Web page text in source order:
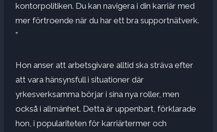
kontorpolitiken. Du kan navigera i din karriär med
mer förtroende när du har ett bra supportnätverk.
”
Hon anser att arbetsgivare alltid ska sträva efter
att vara hänsynsfull i situationer där
yrkesverksamma börjar i sina nya roller, men
också i allmänhet. Detta är uppenbart, förklarade
hon, i populariteten för karriärtermer och